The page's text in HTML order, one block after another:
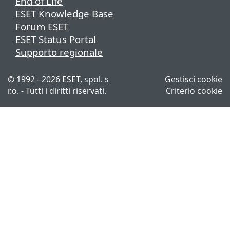
ESET Knowledge Base
Forum ESET
ESET Status Portal
Supporto regionale
© 1992 - 2026 ESET, spol. s
r.o. - Tutti i diritti riservati.
Gestisci cookie
Criterio cookie